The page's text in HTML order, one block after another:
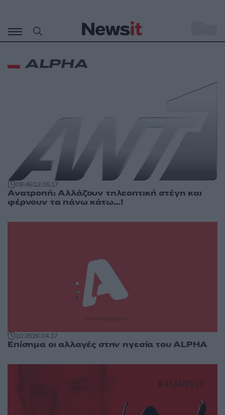
περιεχόμενο
ALPHA
08:4612.05.17
Ανατροπή: Αλλάζουν τηλεοπτική στέγη και
φέρνουν τα πάνω κάτω…!
10:3526.04.17
Επίσημα οι αλλαγές στην ηγεσία του ALPHA